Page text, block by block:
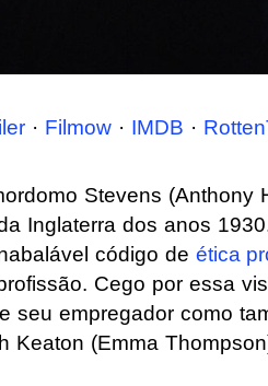
· Filmow · IMDB ·
Stevens (Anthony
Inglaterra dos anos
código de ética
Cego por essa
seu empregador como
Keaton (Emma